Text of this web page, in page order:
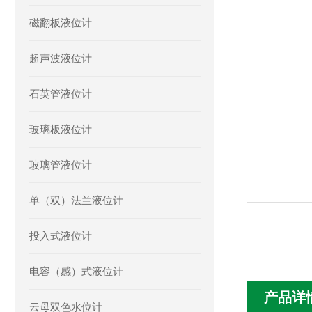
磁翻板液位计
超声波液位计
石英管液位计
玻璃板液位计
玻璃管液位计
单（双）法兰液位计
投入式液位计
电容（感）式液位计
云母双色水位计
产品详